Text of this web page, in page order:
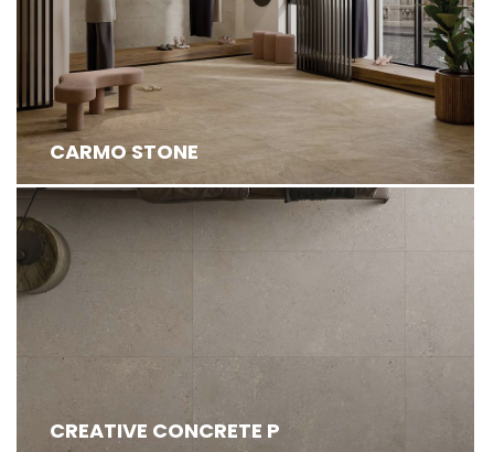
CARMO STONE
CREATIVE CONCRETE P